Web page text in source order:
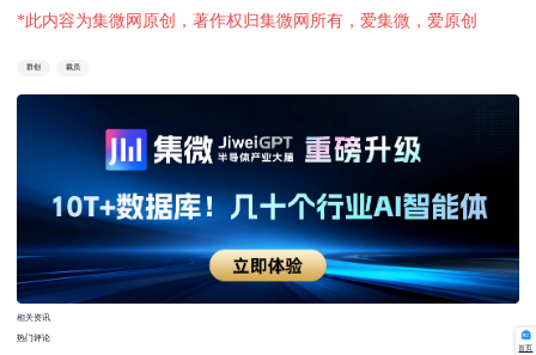
*此内容为集微网原创，著作权归集微网所有，爱集微，爱原创
群创 裁员
相关资讯
热门评论
首页